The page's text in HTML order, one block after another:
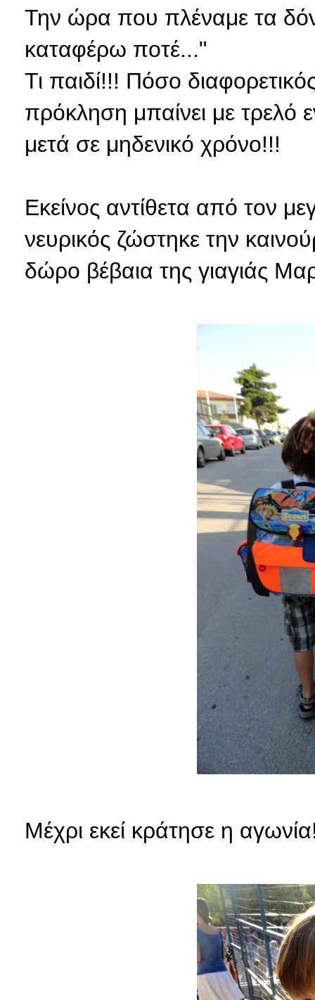
Την ώρα που πλέναμε τα
καταφέρω ποτέ..."
Τι παιδί!!! Πόσο
πρόκληση μπαίνει με τρελό
μετά σε μηδενικό χρόνο!!!
Εκείνος αντίθετα από τον
νευρικός ζώστηκε την
δώρο βέβαια της γιαγιάς
Μέχρι εκεί κράτησε η